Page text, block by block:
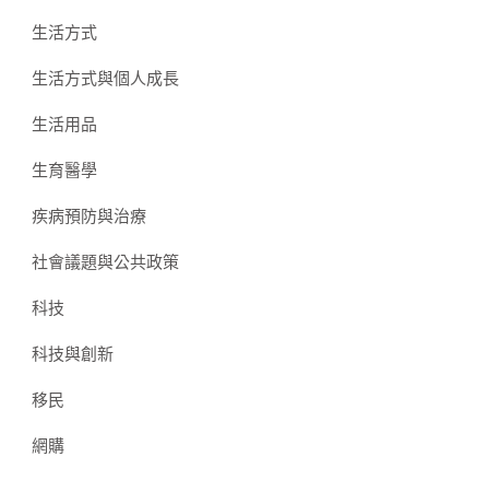
生活方式
生活方式與個人成長
生活用品
生育醫學
疾病預防與治療
社會議題與公共政策
科技
科技與創新
移民
網購